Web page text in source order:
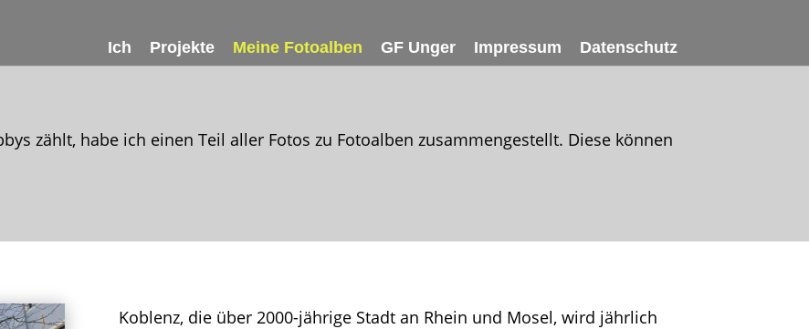
Ich Projekte Meine Fotoalben GF Unger Impressum Datenschutz
zählt, habe ich einen Teil aller Fotos zu Fotoalben zusammengestellt. Diese können
Koblenz, die über 2000-jährige Stadt an Rhein und Mosel, wird jährlich